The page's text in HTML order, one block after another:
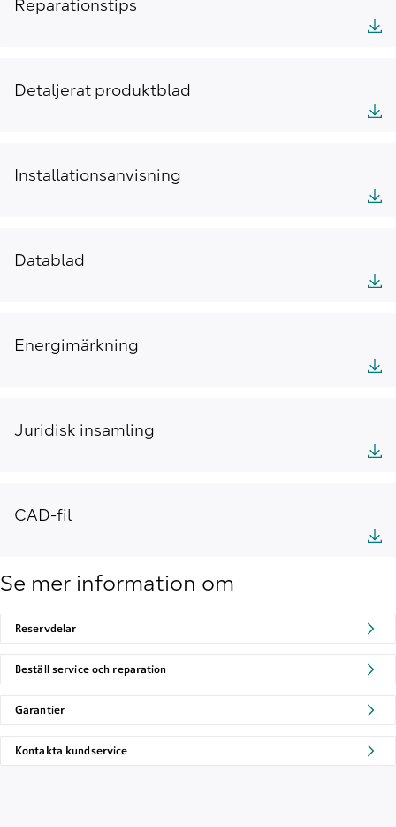
Reparationstips
Detaljerat produktblad
Installationsanvisning
Datablad
Energimärkning
Juridisk insamling
CAD-fil
Se mer information om
Reservdelar
Beställ service och reparation
Garantier
Kontakta kundservice